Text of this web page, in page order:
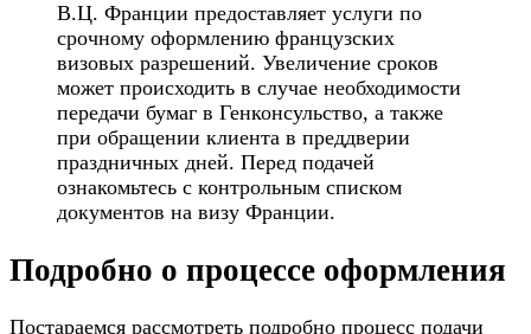
В.Ц. Франции предоставляет услуги по
срочному оформлению французских
визовых разрешений. Увеличение сроков
может происходить в случае необходимости
передачи бумаг в Генконсульство, а также
при обращении клиента в преддверии
праздничных дней. Перед подачей
ознакомьтесь с контрольным списком
документов на визу Франции.
Подробно о процессе оформления
Постараемся рассмотреть подробно процесс подачи